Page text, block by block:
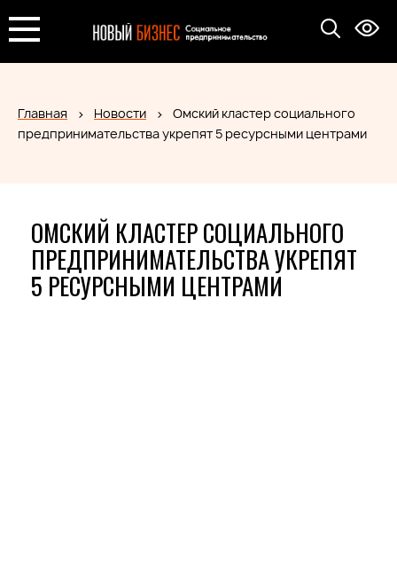
Главная Новости
Омский кластер социального
предпринимательства укрепят 5 ресурсными центрами
ОМСКИЙ КЛАСТЕР СОЦИАЛЬНОГО
ПРЕДПРИНИМАТЕЛЬСТВА УКРЕПЯТ
5 РЕСУРСНЫМИ ЦЕНТРАМИ